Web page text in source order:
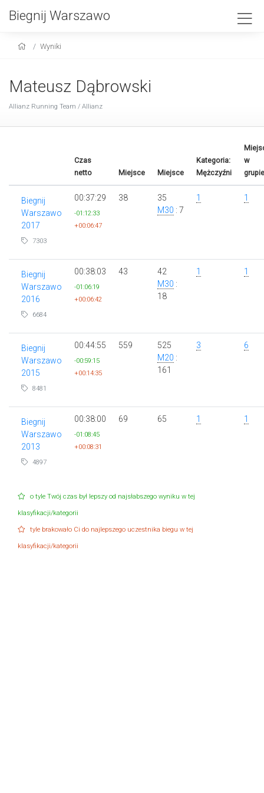
Biegnij Warszawo
Wyniki
Mateusz Dąbrowski
Allianz Running Team / Allianz
Czas
netto
Miejsce Miejsce
Kategoria:
Mężczyźni
w
grupie
Biegnij
Warszawo
2017
7303
00:37:29
-01:12:33
+00:06:47
38
35
M30 : 7
1 1
Biegnij
Warszawo
2016
6684
00:38:03
-01:06:19
+00:06:42
43
42
M30 :
18
1 1
Biegnij
Warszawo
2015
8481
00:44:55
-00:59:15
+00:14:35
559
525
M20 :
161
3 6
Biegnij
Warszawo
2013
4897
00:38:00
-01:08:45
+00:08:31
69 65 1 1
o tyle Twój czas był lepszy od najsłabszego wyniku w tej
klasyfikacji/kategorii
tyle brakowało Ci do najlepszego uczestnika biegu w tej
klasyfikacji/kategorii